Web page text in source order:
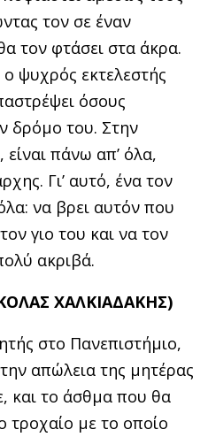
τον σε έναν
τον φτάσει στα άκρα.
ο ψυχρός εκτελεστής
όσους
δρόμο του. Στην
πάνω απ’ όλα,
Γι’ αυτό, ένα τον
να βρει αυτόν που
γιο του και να τον
ακριβά.
ΧΑΛΚΙΑΔΑΚΗΣ)
στο Πανεπιστήμιο,
απώλεια της μητέρας
και το άσθμα που θα
τροχαίο με το οποίο